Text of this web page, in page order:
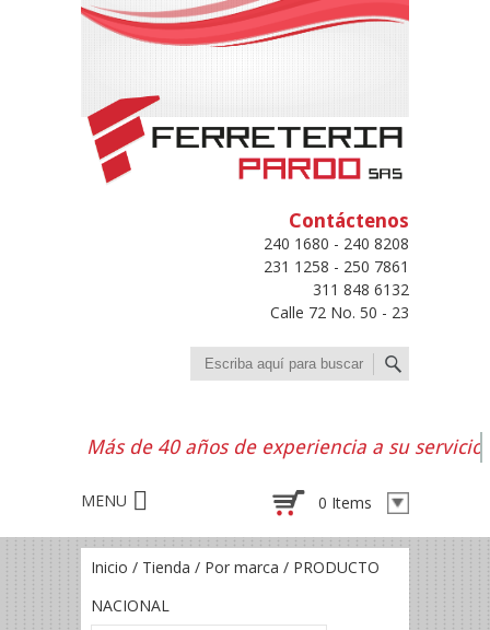
Contáctenos
240 1680 - 240 8208
231 1258 - 250 7861
311 848 6132
Calle 72 No. 50 - 23
Buscar
Más de 40 años de experiencia a su servicio
0 Items
Inicio / Tienda / Por marca / PRODUCTO
NACIONAL